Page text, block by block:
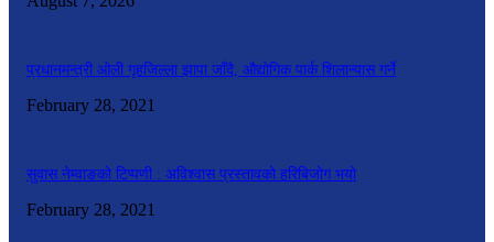
प्रधानमन्त्री ओली गृहजिल्ला झापा जाँदै, औद्योगिक पार्क शिलान्यास गर्ने
February 28, 2021
सुवास नेम्वाङको टिप्पणी : अविश्वास प्रस्तावको हरिबिजोग भयो
February 28, 2021